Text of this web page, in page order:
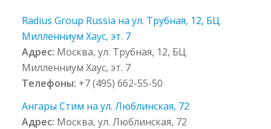
Radius Group Russia на ул. Трубная, 12, БЦ
Милленниум Хаус, эт. 7
Адрес: Москва, ул. Трубная, 12, БЦ
Милленниум Хаус, эт. 7
Телефоны: +7 (495) 662-55-50
Ангары Стим на ул. Люблинская, 72
Адрес: Москва, ул. Люблинская, 72